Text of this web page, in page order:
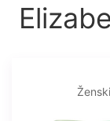
Ženski